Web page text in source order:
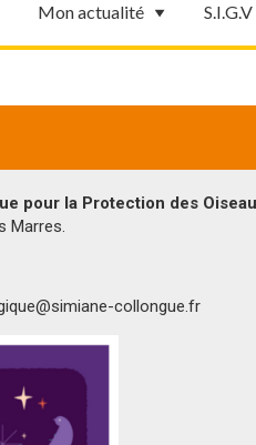
Mon actualité S.I.G.V
pour la Protection des
Marres.
collongue.fr